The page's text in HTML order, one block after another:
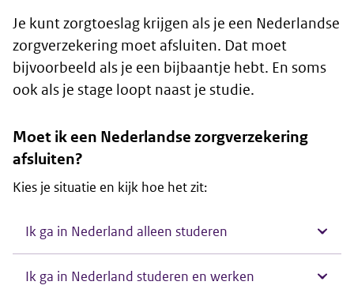
Je kunt zorgtoeslag krijgen als je een Nederlandse
zorgverzekering moet afsluiten. Dat moet
bijvoorbeeld als je een bijbaantje hebt. En soms
ook als je stage loopt naast je studie.
Moet ik een Nederlandse zorgverzekering
afsluiten?
Kies je situatie en kijk hoe het zit:
Ik ga in Nederland alleen studeren
Ik ga in Nederland studeren en werken